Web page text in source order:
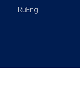
RuEng